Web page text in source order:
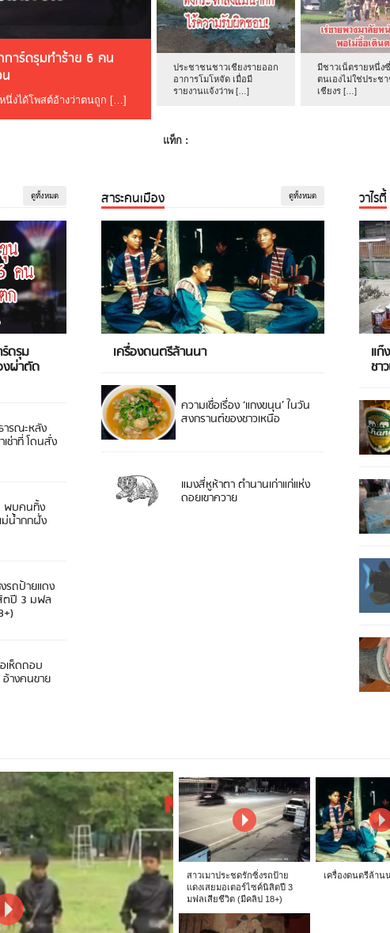
าร์ดรุมทำร้าย 6 คน
นึ่งได้โพสต์อ้างว่าตนถูก […]
ประชาชนชาวเชียงรายออก
อาการโมโหจัด เมื่อมี
รายงานแจ้งว่าพ […]
มีชาวเน็ตรายหนึ่ง
ตนเองไม่ใช่ประช
เชียงร […]
แท็ก :
ดูทั้งหมด
ดรุม
งผ่าตัด
รณะหลัง
เช่าที่ โดนสั่ง
พบคนทิ้ง
ม่น้ำกกฝั่ง
รถป้ายแดง
ตปี 3 มฟล
เห็ดถอบ
างคนขาย
สาระคนเมือง ดูทั้งหมด
เครื่องดนตรีล้านนา
ความเชื่อเรื่อง ‘แกงขนุน’ ในวัน
สงกรานต์ของชาวเหนือ
แมงสี่หูห้าตา ตำนานเก่าแก่แห่ง
ดอยเขาควาย
วาไรตี้
แก๊
ชา
สาวเมาประชดรักซิ่งรถป้าย
แดงเสยมอเตอร์ไซค์นิสิตปี 3
มฟลเสียชีวิต (มีคลิป 18+)
เครื่องดนตรีล้าน